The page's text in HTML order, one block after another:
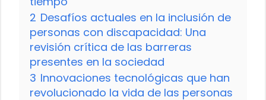
2 Desafíos actuales en la inclusión de
personas con discapacidad: Una
revisión crítica de las barreras
presentes en la sociedad
3 Innovaciones tecnológicas que han
revolucionado la vida de las personas